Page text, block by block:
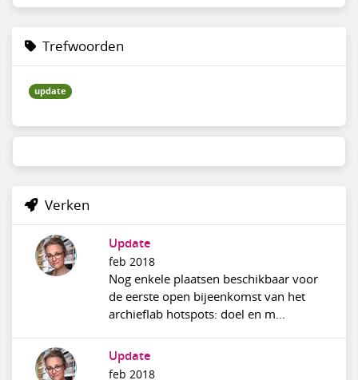
Trefwoorden
update
Verken
Update
feb 2018
Nog enkele plaatsen beschikbaar voor
de eerste open bijeenkomst van het
archieflab hotspots: doel en m...
Update
feb 2018